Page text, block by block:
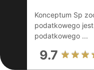
Konceptum Sp
podatkowego
podatkowego ...
9.7